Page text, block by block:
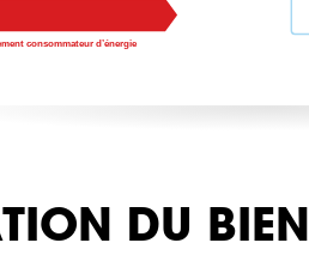
consommateur d’énergie
DU BIEN